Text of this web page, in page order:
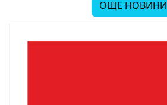
ОЩЕ НОВИНИ